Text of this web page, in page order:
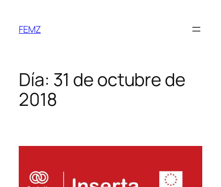
FEMZ
Día: 31 de octubre de
2018